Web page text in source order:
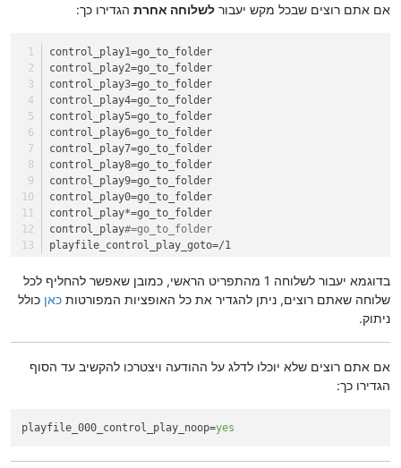
אם אתם רוצים שבכל מקש יעבור לשלוחה אחרת הגדירו כך:
control_play1=go_to_folder
control_play2=go_to_folder
control_play3=go_to_folder
control_play4=go_to_folder
control_play5=go_to_folder
control_play6=go_to_folder
control_play7=go_to_folder
control_play8=go_to_folder
control_play9=go_to_folder
control_play0=go_to_folder
control_play*=go_to_folder
control_play#=go_to_folder
playfile_control_play_goto=/1
בדוגמא יעבור לשלוחה 1 מהתפריט הראשי, כמובן שאפשר להחליף לכל
שלוחה שאתם רוצים, ניתן להגדיר את כל האופציות המפורטות כאן כולל
ניתוק.
אם אתם רוצים שלא יוכלו לדלג על ההודעה ויצטרכו להקשיב עד הסוף
הגדירו כך:
playfile_000_control_play_noop=yes